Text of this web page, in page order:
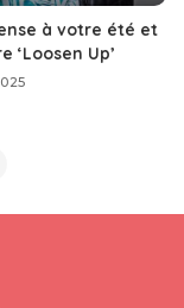
à votre été et
‘Loosen Up’